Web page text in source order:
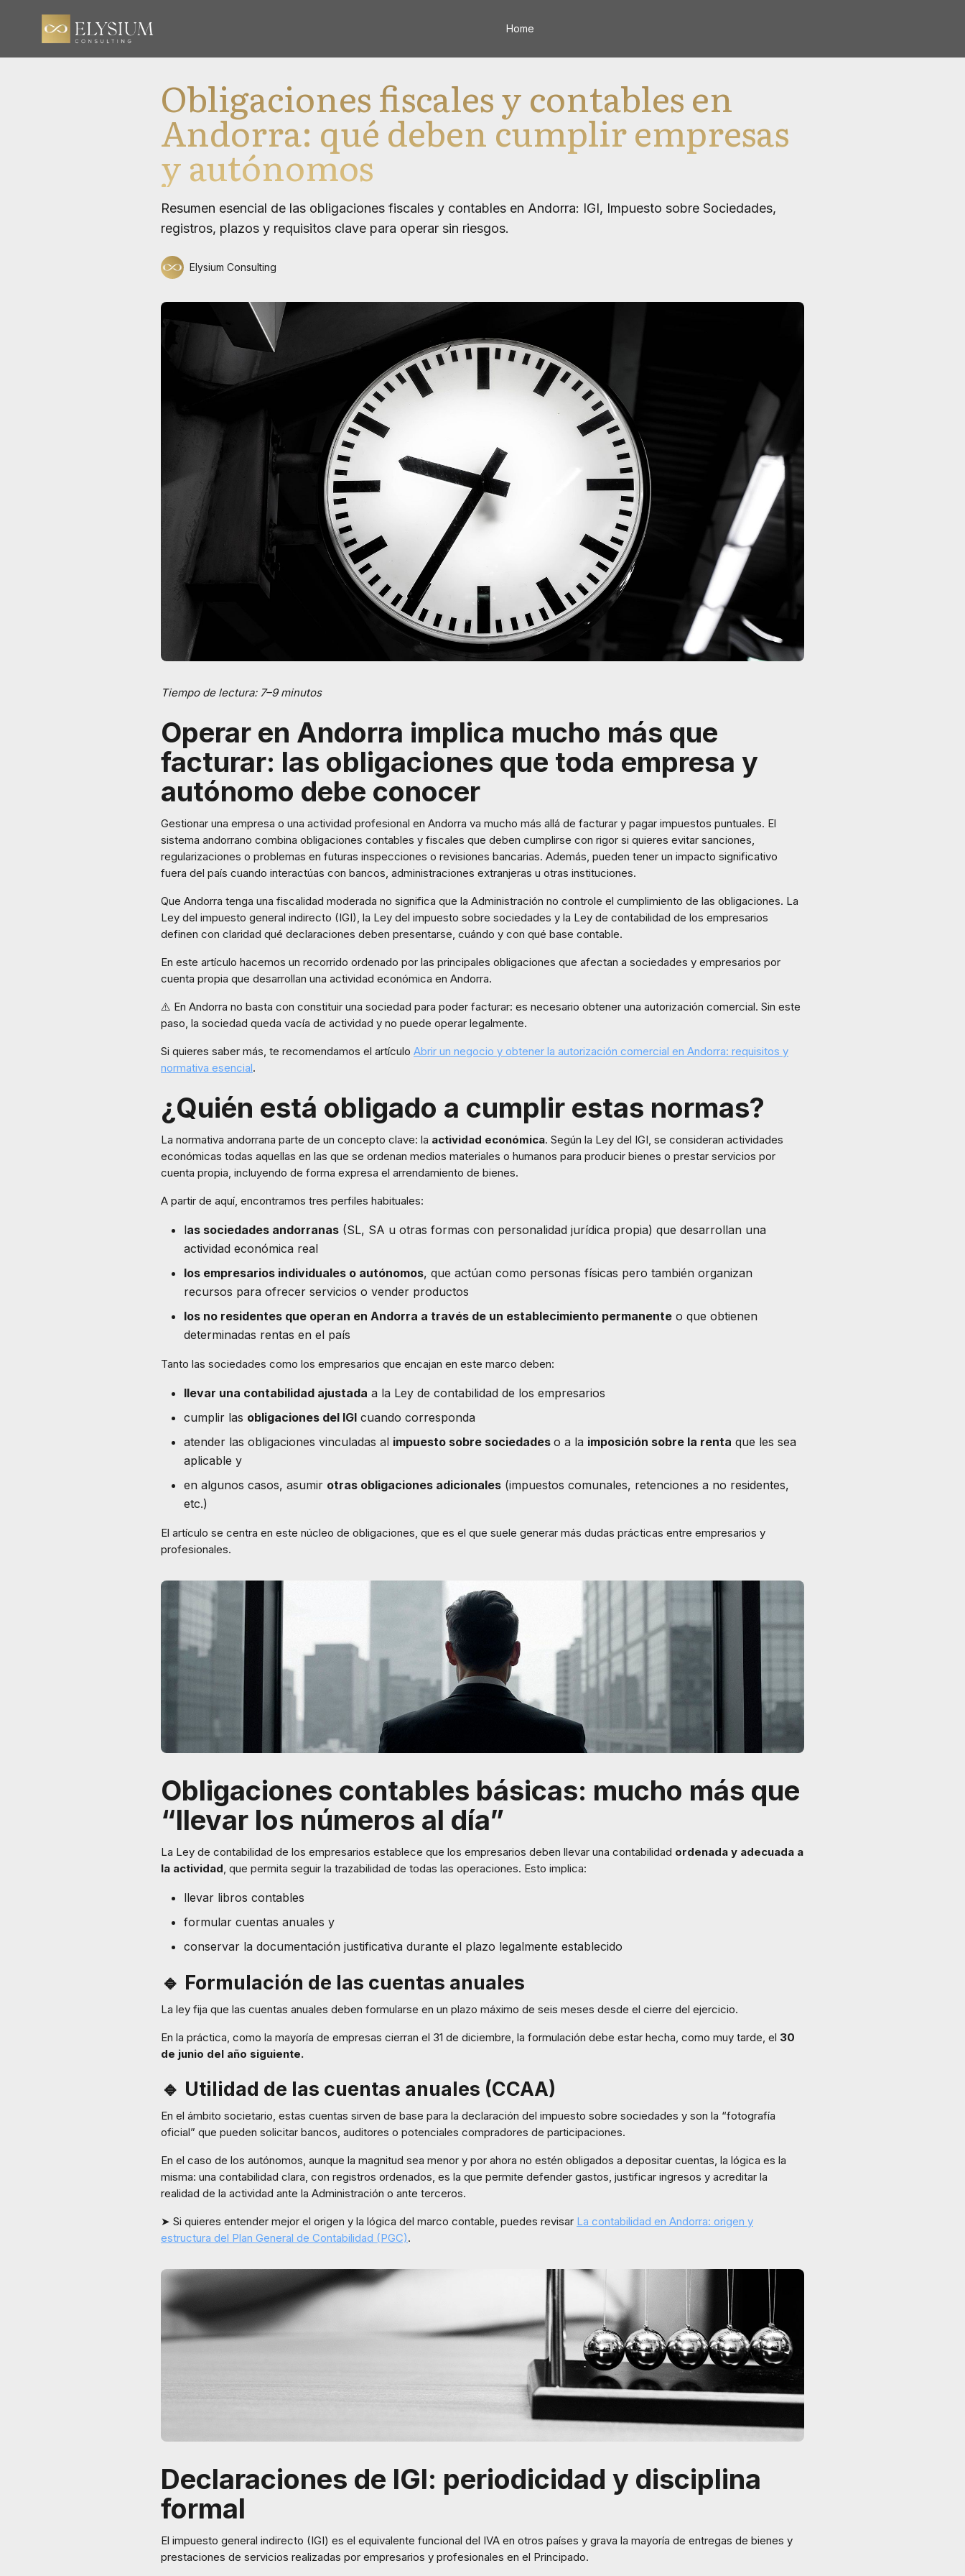
Home
Obligaciones fiscales y contables en
Andorra: qué deben cumplir empresas
y autónomos
Resumen esencial de las obligaciones fiscales y contables en Andorra: IGI, Impuesto sobre Sociedades,
registros, plazos y requisitos clave para operar sin riesgos.
Elysium Consulting
Tiempo de lectura: 7–9 minutos
Operar en Andorra implica mucho más que
facturar: las obligaciones que toda empresa y
autónomo debe conocer
Gestionar una empresa o una actividad profesional en Andorra va mucho más allá de facturar y pagar impuestos puntuales. El
sistema andorrano combina obligaciones contables y fiscales que deben cumplirse con rigor si quieres evitar sanciones,
regularizaciones o problemas en futuras inspecciones o revisiones bancarias. Además, pueden tener un impacto significativo
fuera del país cuando interactúas con bancos, administraciones extranjeras u otras instituciones.
Que Andorra tenga una fiscalidad moderada no significa que la Administración no controle el cumplimiento de las obligaciones. La
Ley del impuesto general indirecto (IGI), la Ley del impuesto sobre sociedades y la Ley de contabilidad de los empresarios
definen con claridad qué declaraciones deben presentarse, cuándo y con qué base contable.
En este artículo hacemos un recorrido ordenado por las principales obligaciones que afectan a sociedades y empresarios por
cuenta propia que desarrollan una actividad económica en Andorra.
⚠️ En Andorra no basta con constituir una sociedad para poder facturar: es necesario obtener una autorización comercial. Sin este
paso, la sociedad queda vacía de actividad y no puede operar legalmente.
Si quieres saber más, te recomendamos el artículo Abrir un negocio y obtener la autorización comercial en Andorra: requisitos y
normativa esencial.
¿Quién está obligado a cumplir estas normas?
La normativa andorrana parte de un concepto clave: la actividad económica. Según la Ley del IGI, se consideran actividades
económicas todas aquellas en las que se ordenan medios materiales o humanos para producir bienes o prestar servicios por
cuenta propia, incluyendo de forma expresa el arrendamiento de bienes.
A partir de aquí, encontramos tres perfiles habituales:
las sociedades andorranas (SL, SA u otras formas con personalidad jurídica propia) que desarrollan una
actividad económica real
los empresarios individuales o autónomos, que actúan como personas físicas pero también organizan
recursos para ofrecer servicios o vender productos
los no residentes que operan en Andorra a través de un establecimiento permanente o que obtienen
determinadas rentas en el país
Tanto las sociedades como los empresarios que encajan en este marco deben:
llevar una contabilidad ajustada a la Ley de contabilidad de los empresarios
cumplir las obligaciones del IGI cuando corresponda
atender las obligaciones vinculadas al impuesto sobre sociedades o a la imposición sobre la renta que les sea
aplicable y
en algunos casos, asumir otras obligaciones adicionales (impuestos comunales, retenciones a no residentes,
etc.)
El artículo se centra en este núcleo de obligaciones, que es el que suele generar más dudas prácticas entre empresarios y
profesionales.
Obligaciones contables básicas: mucho más que
“llevar los números al día”
La Ley de contabilidad de los empresarios establece que los empresarios deben llevar una contabilidad ordenada y adecuada a
la actividad, que permita seguir la trazabilidad de todas las operaciones. Esto implica:
llevar libros contables
formular cuentas anuales y
conservar la documentación justificativa durante el plazo legalmente establecido
🔹 Formulación de las cuentas anuales
La ley fija que las cuentas anuales deben formularse en un plazo máximo de seis meses desde el cierre del ejercicio.
En la práctica, como la mayoría de empresas cierran el 31 de diciembre, la formulación debe estar hecha, como muy tarde, el 30
de junio del año siguiente.
🔹 Utilidad de las cuentas anuales (CCAA)
En el ámbito societario, estas cuentas sirven de base para la declaración del impuesto sobre sociedades y son la “fotografía
oficial” que pueden solicitar bancos, auditores o potenciales compradores de participaciones.
En el caso de los autónomos, aunque la magnitud sea menor y por ahora no estén obligados a depositar cuentas, la lógica es la
misma: una contabilidad clara, con registros ordenados, es la que permite defender gastos, justificar ingresos y acreditar la
realidad de la actividad ante la Administración o ante terceros.
➤ Si quieres entender mejor el origen y la lógica del marco contable, puedes revisar La contabilidad en Andorra: origen y
estructura del Plan General de Contabilidad (PGC).
Declaraciones de IGI: periodicidad y disciplina
formal
El impuesto general indirecto (IGI) es el equivalente funcional del IVA en otros países y grava la mayoría de entregas de bienes y
prestaciones de servicios realizadas por empresarios y profesionales en el Principado.